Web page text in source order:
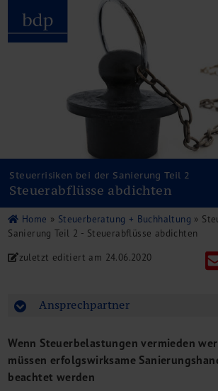
Publikationen
Newsletter
Videos
Leistungen
Rechtsberatung
Restrukturierung
Management Consulting
Internationalisierung
China Consulting
Steuerrisiken bei der Sanierung Teil 2
Steuerabflüsse abdichten
Home » Steuerberatung + Buchhaltung »
Sanierung Teil 2 - Steuerabflüsse abdichten
zuletzt editiert am 24.06.2020
Ansprechpartner
Wenn Steuerbelastungen vermieden
müssen erfolgswirksame
beachtet werden